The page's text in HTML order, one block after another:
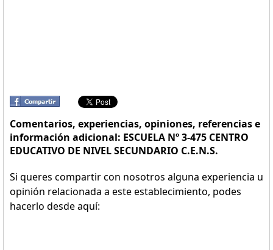
Comentarios, experiencias, opiniones, referencias e
información adicional: ESCUELA Nº 3-475 CENTRO
EDUCATIVO DE NIVEL SECUNDARIO C.E.N.S.
Si queres compartir con nosotros alguna experiencia u
opinión relacionada a este establecimiento, podes
hacerlo desde aquí: